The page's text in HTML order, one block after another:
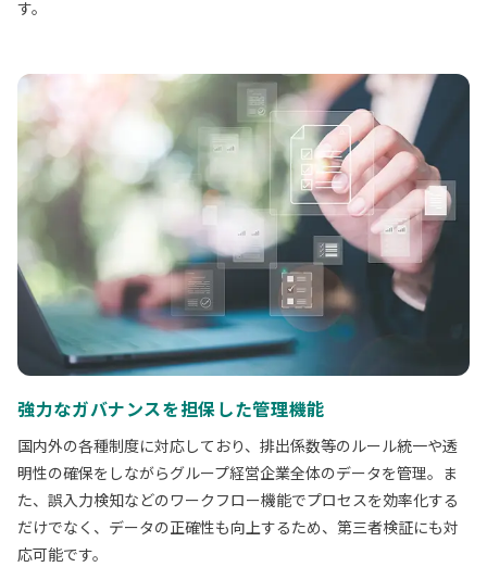
す。
強力なガバナンスを担保した管理機能
国内外の各種制度に対応しており、排出係数等のルール統一や透
明性の確保をしながらグループ経営企業全体のデータを管理。ま
た、誤入力検知などのワークフロー機能でプロセスを効率化する
だけでなく、データの正確性も向上するため、第三者検証にも対
応可能です。